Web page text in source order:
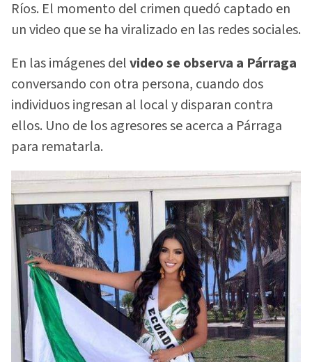
Ríos. El momento del crimen quedó captado en
un video que se ha viralizado en las redes sociales.
En las imágenes delvideo se observa a Párraga
conversando con otra persona, cuando dos
individuos ingresan al local y disparan contra
ellos. Uno de los agresores se acerca a Párraga
para rematarla.